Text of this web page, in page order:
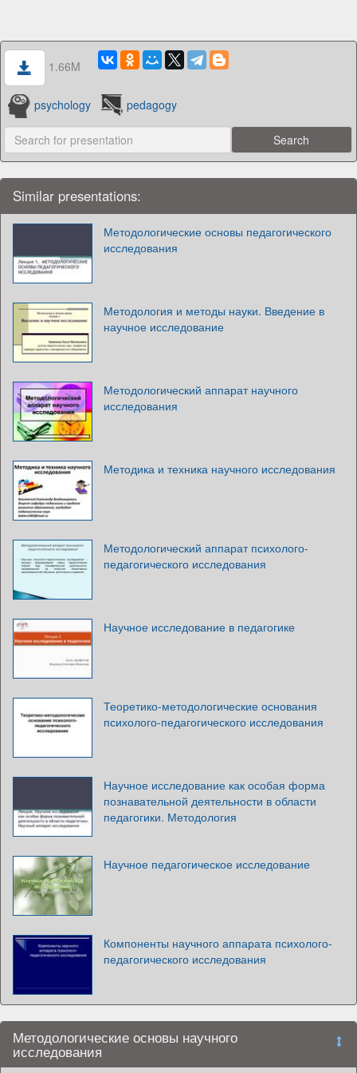
1.66M
psychology pedagogy
Similar presentations:
Методологические основы педагогического
исследования
Методология и методы науки. Введение в
научное исследование
Методологический аппарат научного
исследования
Методика и техника научного исследования
Методологический аппарат психолого-
педагогического исследования
Научное исследование в педагогике
Теоретико-методологические основания
психолого-педагогического исследования
Научное исследование как особая форма
познавательной деятельности в области
педагогики. Методология
Научное педагогическое исследование
Компоненты научного аппарата психолого-
педагогического исследования
Методологические основы научного
исследования